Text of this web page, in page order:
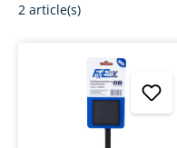
2 article(s)